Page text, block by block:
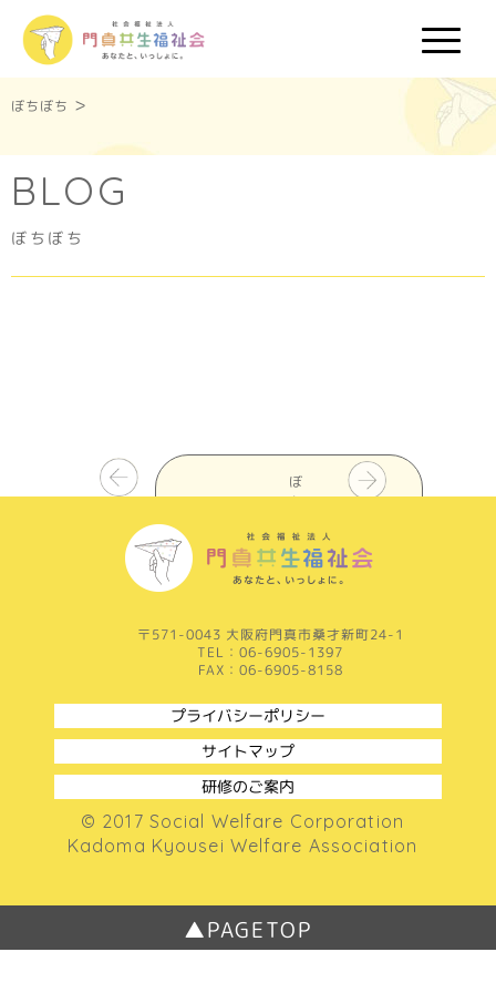
ぼちぼち >
BLOG
ぼちぼち
ぼ
ち
ち
一
覧
る
〒571-0043 大阪府門真市桑才新町24-1
TEL：06-6905-1397
FAX：06-6905-8158
プライバシーポリシー
サイトマップ
研修のご案内
© 2017 Social Welfare Corporation
Kadoma Kyousei Welfare Association
▲PAGETOP